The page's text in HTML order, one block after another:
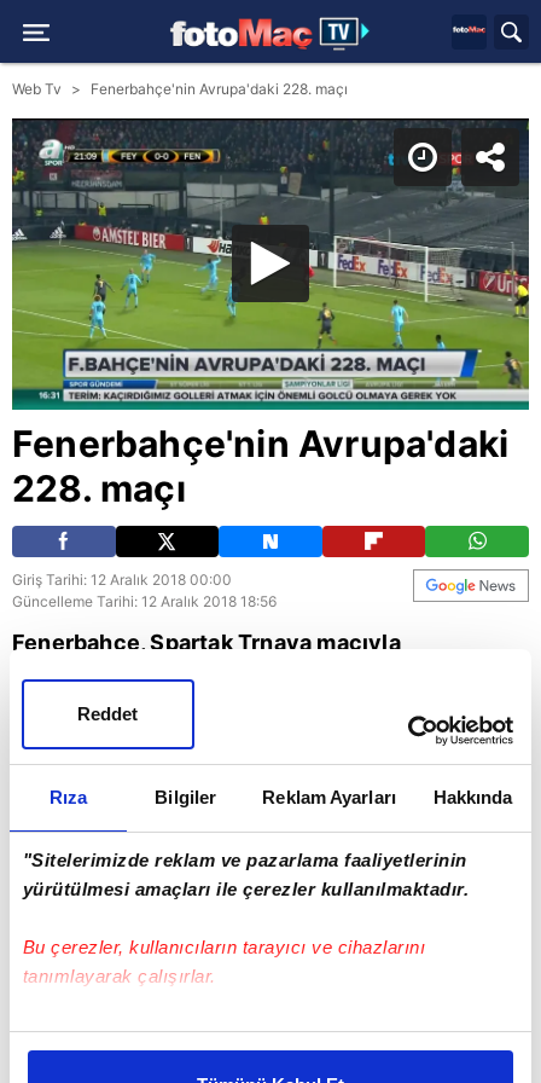
Rıza Bilgiler Reklam Ayarları Hakkında
"Sitelerimizde reklam ve pazarlama faaliyetlerinin
yürütülmesi amaçları ile çerezler kullanılmaktadır.
Bu çerezler, kullanıcıların tarayıcı ve cihazlarını
tanımlayarak çalışırlar.
Bu çerezlere izin vermeniz halinde sizlere özel
Reddet
Web Tv Fenerbahçe'nin Avrupa'daki 228. maçı
Fenerbahçe'nin Avrupa'daki
228. maçı
Giriş Tarihi: 12 Aralık 2018 00:00
Güncelleme Tarihi: 12 Aralık 2018 18:56
Fenerbahçe, Spartak Trnava maçıyla
Avrupa'daki 228. randevusuna çıkacak.
Fenerbahçe Avrupa